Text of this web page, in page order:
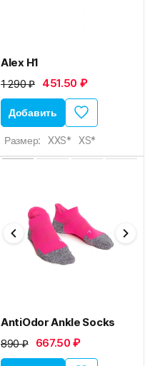
Alex H1
1 290 ₽ 451.50 ₽
Добавить
Размер: XXS* XS*
AntiOdor Ankle Socks
890 ₽
667.50 ₽